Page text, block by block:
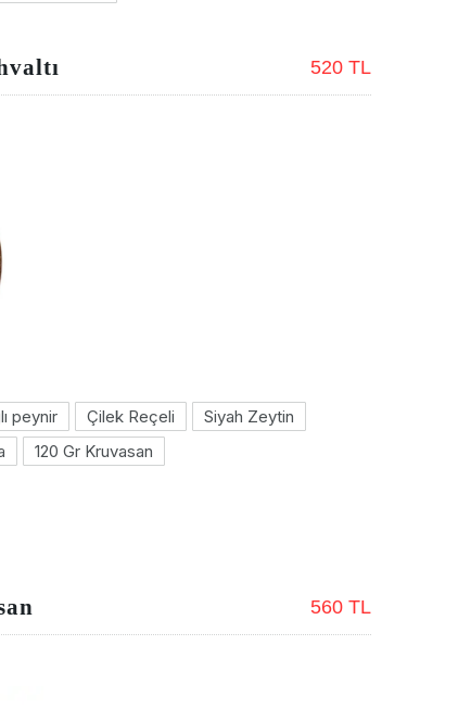
520 TL
peynir Çilek Reçeli
Siyah Zeytin
120 Gr Kruvasan
560 TL